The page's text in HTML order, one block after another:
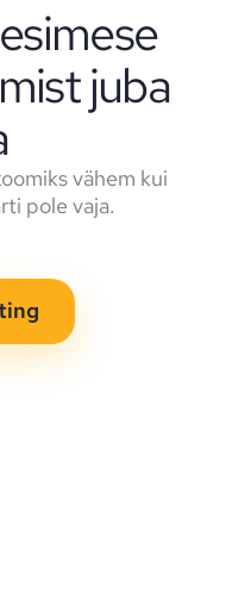
juba
vähem kui
pole vaja.